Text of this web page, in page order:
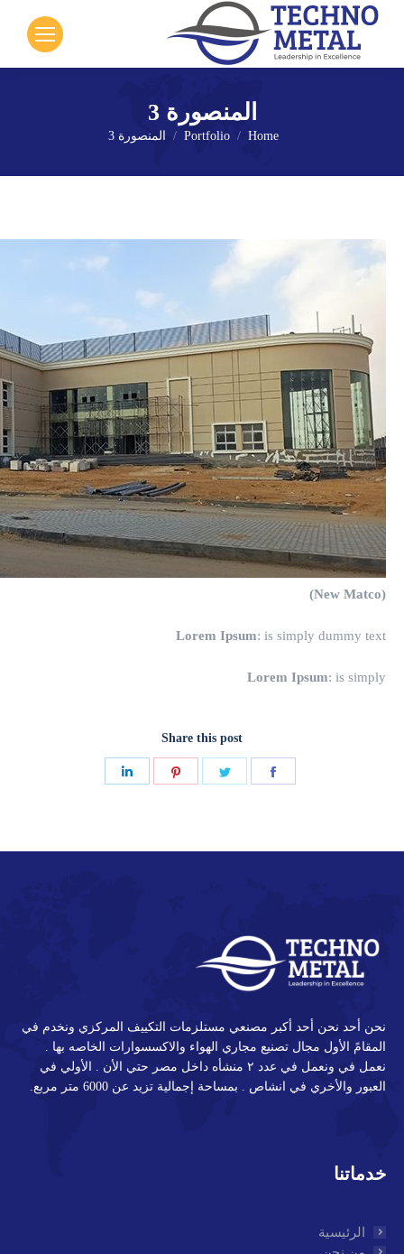
المنصورة 3
You are here:
Home
Portfolio المنصورة 3
(New Matco)
Lorem Ipsum: is simply dummy text
Lorem Ipsum: is simply
Share this post
نحن أحد نحن أحد أكبر مصنعي مستلزمات التكييف المركزي ونخدم في
المقامً الأول مجال تصنيع مجاري الهواء والاكسسوارات الخاصه بها .
نعمل في ونعمل في عدد ٢ منشأه داخل مصر حتي الأن . الأولي في
العبور والأخري في انشاص . بمساحة إجمالية تزيد عن 6000 متر مربع.
خدماتنا
الرئيسية